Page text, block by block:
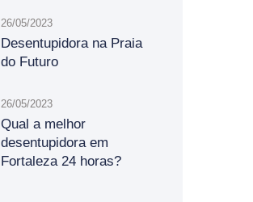
26/05/2023
Desentupidora na Praia
do Futuro
26/05/2023
Qual a melhor
desentupidora em
Fortaleza 24 horas?